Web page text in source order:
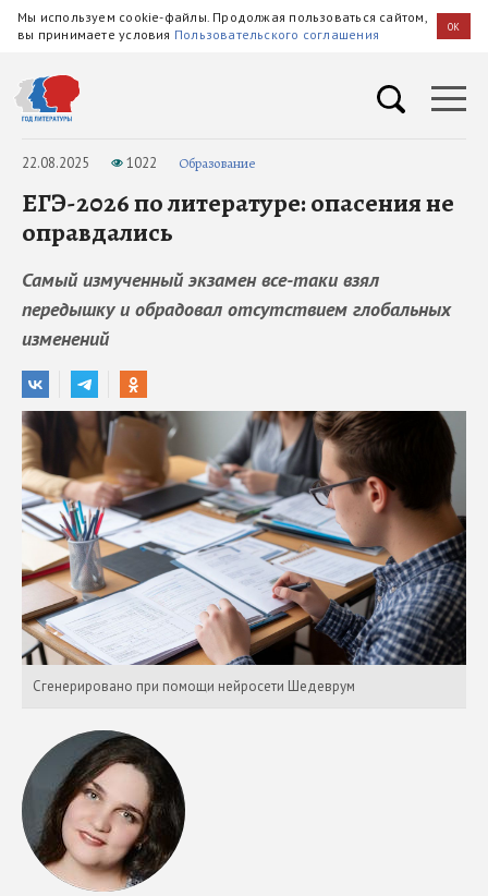
Мы используем cookie-файлы. Продолжая пользоваться сайтом,
вы принимаете условия Пользовательского соглашения OK
22.08.2025 1022 Образование
ЕГЭ-2026 по литературе: опасения не
оправдались
Самый измученный экзамен все-таки взял
передышку и обрадовал отсутствием глобальных
изменений
Сгенерировано при помощи нейросети Шедеврум